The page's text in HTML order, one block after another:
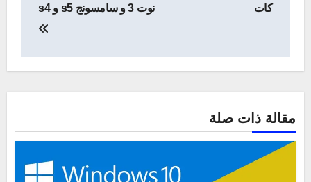
كات
نوت 3 و سامسونج s5 و s4
مقالة ذات صلة